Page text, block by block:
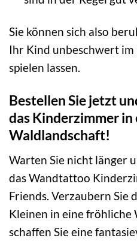
Sie können sich also
Ihr Kind unbeschwert
spielen lassen.
Bestellen Sie jetzt
das Kinderzimmer
Waldlandschaft!
Warten Sie nicht länger
das Wandtattoo
Friends. Verzaubern Sie
Kleinen in eine fröhliche
schaffen Sie eine